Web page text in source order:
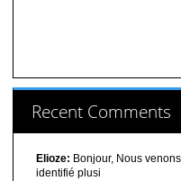
Recent Comments
Elioze: Bonjour, Nous
identifié plusi